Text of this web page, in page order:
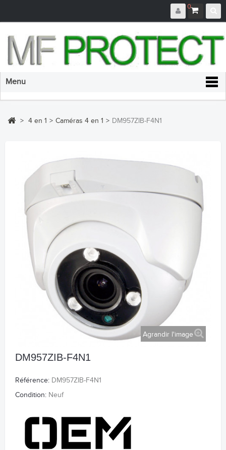
0
Menu
> 4 en 1 > Caméras 4 en 1 > DM957ZIB-F4N1
Agrandir l'image
DM957ZIB-F4N1
Référence: DM957ZIB-F4N1
Condition: Neuf